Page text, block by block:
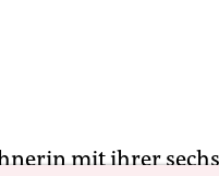
mit ihrer